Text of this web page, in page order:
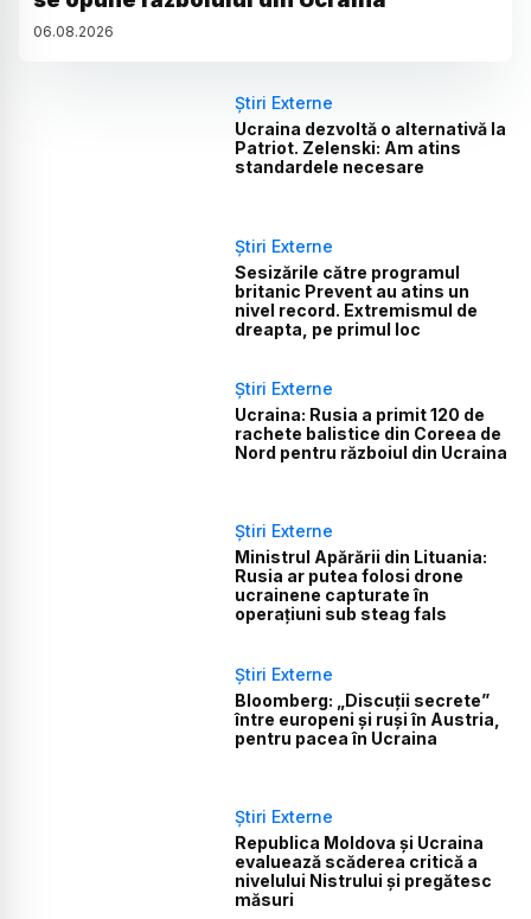
06.08.2026
Știri Externe
Ucraina dezvoltă o alternativă la
Patriot. Zelenski: Am atins
standardele necesare
Știri Externe
Sesizările către programul
britanic Prevent au atins un
nivel record. Extremismul de
dreapta, pe primul loc
Știri Externe
Ucraina: Rusia a primit 120 de
rachete balistice din Coreea de
Nord pentru războiul din Ucraina
Știri Externe
Ministrul Apărării din Lituania:
Rusia ar putea folosi drone
ucrainene capturate în
operațiuni sub steag fals
Știri Externe
Bloomberg: „Discuții secrete”
între europeni și ruși în Austria,
pentru pacea în Ucraina
Știri Externe
Republica Moldova și Ucraina
evaluează scăderea critică a
nivelului Nistrului și pregătesc
măsuri